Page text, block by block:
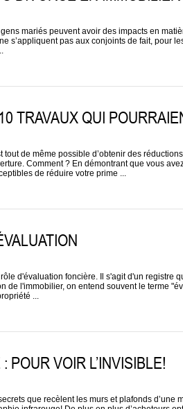
mariés peuvent avoir des impacts en
s’appliquent pas aux conjoints de fait, pour
TRAVAUX QUI
de même possible d’obtenir des
Comment ? En démontrant que vous
de réduire votre prime ...
d'évaluation foncière. Il s'agit d'un registre
de l'immobilier, on entend souvent le terme
...
VOIR L’INVISIBLE!
que recèlent les murs et plafonds d’une